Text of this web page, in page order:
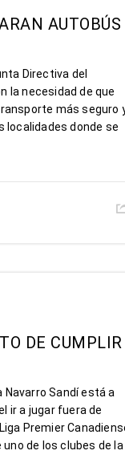
AUTOBÚS
Directiva del
la necesidad de que
más seguro
localidades donde se
DE CUMPLIR
Navarro Sandí está a
ir a jugar fuera de
Premier
de los clubes de la